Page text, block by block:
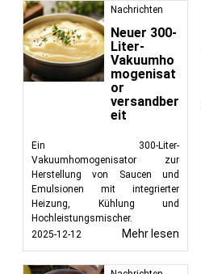
Nachrichten
Neuer 300-
Liter-
Vakuumho
mogenisat
or
versandber
eit
Ein 300-Liter-
Vakuumhomogenisator zur
Herstellung von Saucen und
Emulsionen mit integrierter
Heizung, Kühlung und
Hochleistungsmischer.
2025-12-12
Mehr lesen